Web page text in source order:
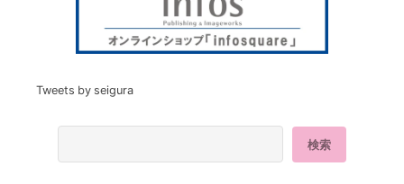
Tweets by seigura